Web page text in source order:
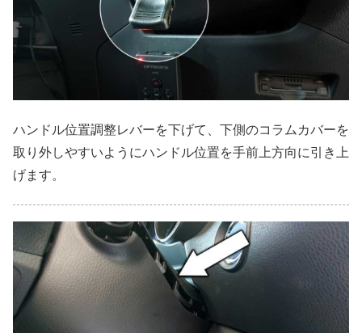
ハンドル位置調整レバーを下げて、下側のコラムカバーを
取り外しやすいようにハンドル位置を手前上方向に引き上
げます。